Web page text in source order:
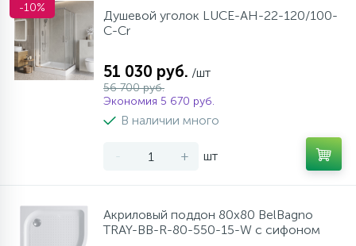
-10%
Душевой уголок LUCE-AH-22-120/100-
C-Cr
51 030 руб. /шт
56 700 руб.
Экономия 5 670 руб.
В наличии много
- + шт
Акриловый поддон 80х80 BelBagno
TRAY-BB-R-80-550-15-W с сифоном